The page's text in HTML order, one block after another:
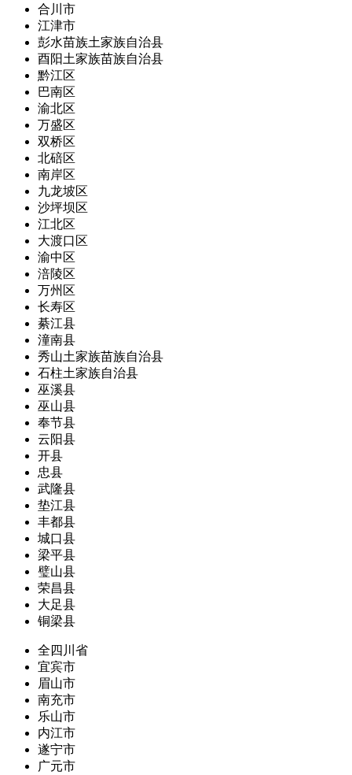
合川市
江津市
彭水苗族土家族自治县
酉阳土家族苗族自治县
黔江区
巴南区
渝北区
万盛区
双桥区
北碚区
南岸区
九龙坡区
沙坪坝区
江北区
大渡口区
渝中区
涪陵区
万州区
长寿区
綦江县
潼南县
秀山土家族苗族自治县
石柱土家族自治县
巫溪县
巫山县
奉节县
云阳县
开县
忠县
武隆县
垫江县
丰都县
城口县
梁平县
璧山县
荣昌县
大足县
铜梁县
全四川省
宜宾市
眉山市
南充市
乐山市
内江市
遂宁市
广元市